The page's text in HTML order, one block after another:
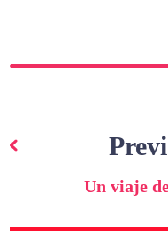
de
entradas
Un viaje